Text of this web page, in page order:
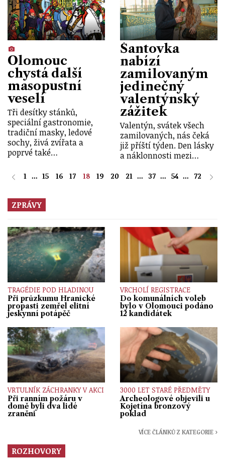
Olomouc
chystá další
masopustní
veselí
Tři desítky stánků,
speciální gastronomie,
tradiční masky, ledové
sochy, živá zvířata a
poprvé také…
Šantovka
nabízí
zamilovaným
jedinečný
valentýnský
zážitek
Valentýn, svátek všech
zamilovaných, nás čeká
již příští týden. Den lásky
a náklonnosti mezi…
1 ... 15 16 17 18 19 20 21 ... 37 ... 54 ... 72
ZPRÁVY
TRAGÉDIE POD HLADINOU
Při průzkumu Hranické
propasti zemřel elitní
jeskynní potápěč
VRCHOLÍ REGISTRACE
Do komunálních voleb
bylo v Olomouci podáno
12 kandidátek
VRTULNÍK ZÁCHRANKY V AKCI
Při ranním požáru v
domě byli dva lidé
zraněni
3000 LET STARÉ PŘEDMĚTY
Archeologové objevili u
Kojetína bronzový
poklad
VÍCE ČLÁNKŮ Z KATEGORIE ›
ROZHOVORY